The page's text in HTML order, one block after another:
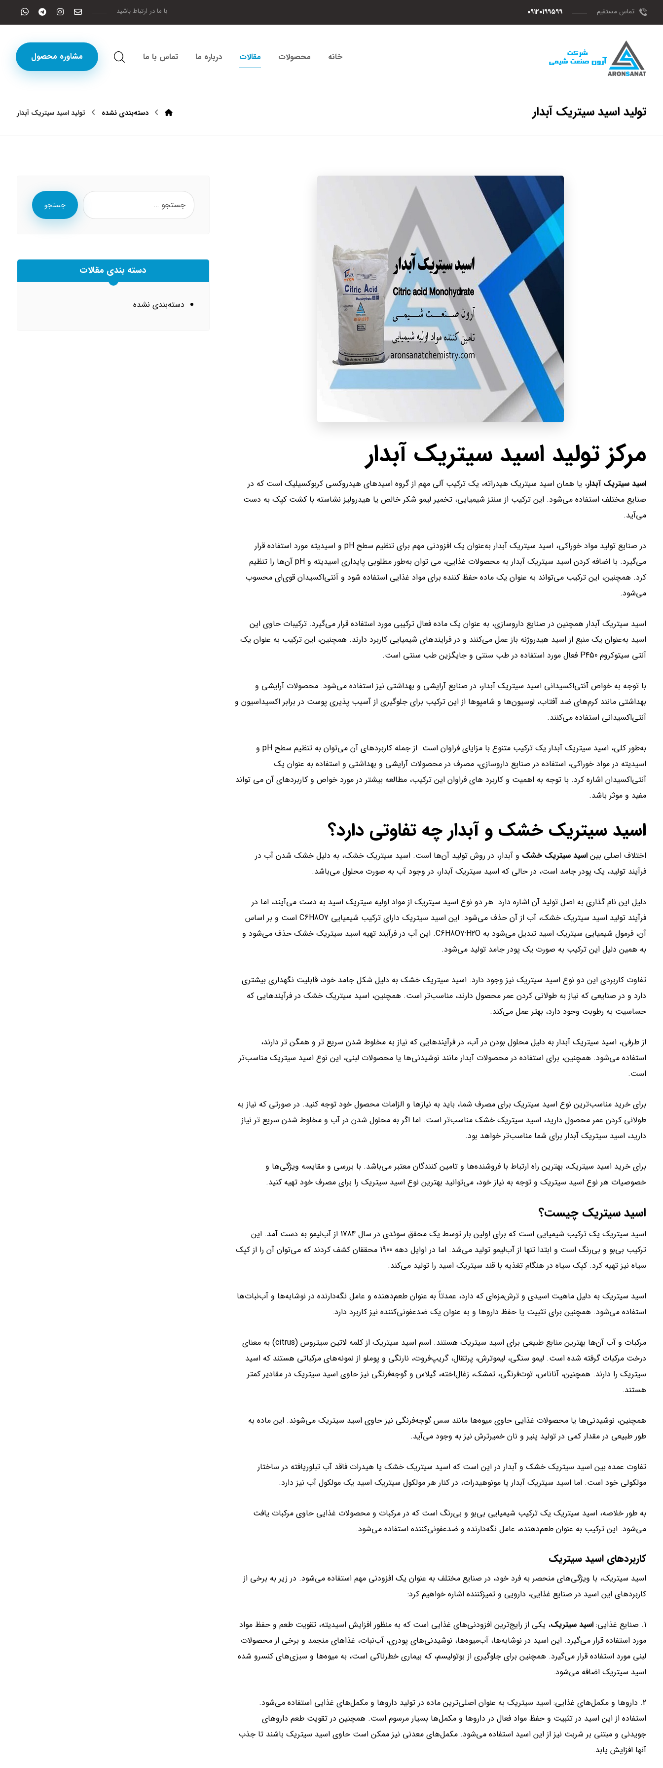
تماس مستقیم ۰۹۱۲۰۱۹۹۵۹۹ با ما در ارتباط باشید
مشاوره محصول خانه محصولات مقالات درباره ما تماس با ما
تولید اسید سیتریک آبدار دسته‌بندی نشده تولید اسید سیتریک آبدار
مرکز تولید اسید سیتریک آبدار
اسید سیتریک آبدار، یا همان اسید سیتریک هیدراته، یک ترکیب آلی مهم از گروه اسیدهای هیدروکسی کربوکسیلیک است که در
صنایع مختلف استفاده می‌شود. این ترکیب از سنتز شیمیایی، تخمیر لیمو شکر خالص یا هیدرولیز نشاسته با کشت کپک به دست
می‌آید.
در صنایع تولید مواد خوراکی، اسید سیتریک آبدار به‌عنوان یک افزودنی مهم برای تنظیم سطح pH و اسیدیته مورد استفاده قرار
می‌گیرد. با اضافه کردن اسید سیتریک آبدار به محصولات غذایی، می توان به‌طور مطلوبی پایداری اسیدیته و pH آن‌ها را تنظیم
کرد. همچنین، این ترکیب می‌تواند به عنوان یک ماده حفظ کننده برای مواد غذایی استفاده شود و آنتی‌اکسیدان قوی‌ای محسوب
می‌شود.
اسید سیتریک آبدار همچنین در صنایع داروسازی، به عنوان یک ماده فعال ترکیبی مورد استفاده قرار می‌گیرد. ترکیبات حاوی این
اسید به‌عنوان یک منبع از اسید هیدروژنه باز عمل می‌کنند و در فرایندهای شیمیایی کاربرد دارند. همچنین، این ترکیب به عنوان یک
آنتی سیتوکروم P450 فعال مورد استفاده در طب سنتی و جایگزین طب سنتی است.
با توجه به خواص آنتی‌اکسیدانی اسید سیتریک آبدار، در صنایع آرایشی و بهداشتی نیز استفاده می‌شود. محصولات آرایشی و
بهداشتی مانند کرم‌های ضد آفتاب، لوسیون‌ها و شامپوها از این ترکیب برای جلوگیری از آسیب پذیری پوست در برابر اکسیداسیون و
آنتی‌اکسیدانی استفاده می‌کنند.
به‌طور کلی، اسید سیتریک آبدار یک ترکیب متنوع با مزایای فراوان است. از جمله کاربردهای آن می‌توان به تنظیم سطح pH و
اسیدیته در مواد خوراکی، استفاده در صنایع داروسازی، مصرف در محصولات آرایشی و بهداشتی و استفاده به عنوان یک
آنتی‌اکسیدان اشاره کرد. با توجه به اهمیت و کاربرد های فراوان این ترکیب، مطالعه بیشتر در مورد خواص و کاربردهای آن می تواند
مفید و موثر باشد.
اسید سیتریک خشک و آبدار چه تفاوتی دارد؟
اختلاف اصلی بین اسید سیتریک خشک و آبدار، در روش تولید آن‌ها است. اسید سیتریک خشک، به دلیل خشک شدن آب در
فرآیند تولید، یک پودر جامد است، در حالی که اسید سیتریک آبدار، در وجود آب به صورت محلول می‌باشد.
دلیل این نام گذاری به اصل تولید آن اشاره دارد. هر دو نوع اسید سیتریک از مواد اولیه سیتریک اسید به دست می‌آیند، اما در
فرآیند تولید اسید سیتریک خشک، آب از آن حذف می‌شود. این اسید سیتریک دارای ترکیب شیمیایی C6H8O7 است و بر اساس
آن، فرمول شیمیایی سیتریک اسید تبدیل می‌شود به C6H8O7·H2O. این آب در فرآیند تهیه اسید سیتریک خشک حذف می‌شود و
به همین دلیل این ترکیب به صورت یک پودر جامد تولید می‌شود.
تفاوت کاربردی این دو نوع اسید سیتریک نیز وجود دارد. اسید سیتریک خشک به دلیل شکل جامد خود، قابلیت نگهداری بیشتری
دارد و در صنایعی که نیاز به طولانی کردن عمر محصول دارند، مناسب‌تر است. همچنین، اسید سیتریک خشک در فرآیندهایی که
حساسیت به رطوبت وجود دارد، بهتر عمل می‌کند.
از طرفی، اسید سیتریک آبدار به دلیل محلول بودن در آب، در فرآیندهایی که نیاز به مخلوط شدن سریع تر و همگن تر دارند،
استفاده می‌شود. همچنین، برای استفاده در محصولات آبدار مانند نوشیدنی‌ها یا محصولات لبنی، این نوع اسید سیتریک مناسب‌تر
است.
برای خرید مناسب‌ترین نوع اسید سیتریک برای مصرف شما، باید به نیازها و الزامات محصول خود توجه کنید. در صورتی که نیاز به
طولانی کردن عمر محصول دارید، اسید سیتریک خشک مناسب‌تر است. اما اگر به محلول شدن در آب و مخلوط شدن سریع تر نیاز
دارید، اسید سیتریک آبدار برای شما مناسب‌تر خواهد بود.
برای خرید اسید سیتریک، بهترین راه ارتباط با فروشنده‌ها و تامین کنندگان معتبر می‌باشد. با بررسی و مقایسه ویژگی‌ها و
خصوصیات هر نوع اسید سیتریک و توجه به نیاز خود، می‌توانید بهترین نوع اسید سیتریک را برای مصرف خود تهیه کنید.
اسید سیتریک چیست؟
اسید سیتریک یک ترکیب شیمیایی است که برای اولین بار توسط یک محقق سوئدی در سال 1784 از آب‌لیمو به دست آمد. این
ترکیب بی‌بو و بی‌رنگ است و ابتدا تنها از آب‌لیمو تولید می‌شد. اما در اوایل دهه 1900 محققان کشف کردند که می‌توان آن را از کپک
سیاه نیز تهیه کرد. کپک سیاه در هنگام تغذیه با قند سیتریک اسید را تولید می‌کند.
اسید سیتریک به دلیل ماهیت اسیدی و ترش‌مزه‌ای که دارد، عمدتاً به عنوان طعم‌دهنده و عامل نگه‌دارنده در نوشابه‌ها و آب‌نبات‌ها
استفاده می‌شود. همچنین برای تثبیت یا حفظ داروها و به عنوان یک ضدعفونی‌کننده نیز کاربرد دارد.
مرکبات و آب آن‌ها بهترین منابع طبیعی برای اسید سیتریک هستند. اسم اسید سیتریک از کلمه لاتین سیتروس (citrus) به معنای
درخت مرکبات گرفته شده است. لیمو سنگی، لیموترش، پرتقال، گریپ‌فروت، نارنگی و پوملو از نمونه‌های مرکباتی هستند که اسید
سیتریک را دارند. همچنین، آناناس، توت‌فرنگی، تمشک، زغال‌اخته، گیلاس و گوجه‌فرنگی نیز حاوی اسید سیتریک در مقادیر کمتر
هستند.
همچنین، نوشیدنی‌ها یا محصولات غذایی حاوی میوه‌ها مانند سس گوجه‌فرنگی نیز حاوی اسید سیتریک می‌شوند. این ماده به
طور طبیعی در مقدار کمی در تولید پنیر و نان خمیرترش نیز به وجود می‌آید.
تفاوت عمده بین اسید سیتریک خشک و آبدار در این است که اسید سیتریک خشک یا هیدرات فاقد آب تبلوریافته در ساختار
مولکولی خود است. اما اسید سیتریک آبدار یا مونوهیدرات، در کنار هر مولکول سیتریک اسید یک مولکول آب نیز دارد.
به طور خلاصه، اسید سیتریک یک ترکیب شیمیایی بی‌بو و بی‌رنگ است که در مرکبات و محصولات غذایی حاوی مرکبات یافت
می‌شود. این ترکیب به عنوان طعم‌دهنده، عامل نگه‌دارنده و ضدعفونی‌کننده استفاده می‌شود.
کاربردهای اسید سیتریک
اسید سیتریک، با ویژگی‌های منحصر به فرد خود، در صنایع مختلف به عنوان یک افزودنی مهم استفاده می‌شود. در زیر به برخی از
کاربردهای این اسید در صنایع غذایی، دارویی و تمیزکننده اشاره خواهیم کرد:
1. صنایع غذایی: اسید سیتریک، یکی از رایج‌ترین افزودنی‌های غذایی است که به منظور افزایش اسیدیته، تقویت طعم و حفظ مواد
مورد استفاده قرار می‌گیرد. این اسید در نوشابه‌ها، آب‌میوه‌ها، نوشیدنی‌های پودری، آب‌نبات، غذاهای منجمد و برخی از محصولات
لبنی مورد استفاده قرار می‌گیرد. همچنین برای جلوگیری از بوتولیسم، که بیماری خطرناکی است، به میوه‌ها و سبزی‌های کنسرو شده
اسید سیتریک اضافه می‌شود.
2. داروها و مکمل‌های غذایی: اسید سیتریک به عنوان اصلی‌ترین ماده در تولید داروها و مکمل‌های غذایی استفاده می‌شود.
استفاده از این اسید در تثبیت و حفظ مواد فعال در داروها و مکمل‌ها بسیار مرسوم است. همچنین در تقویت طعم داروهای
جویدنی و مبتنی بر شربت نیز از این اسید استفاده می‌شود. مکمل‌های معدنی نیز ممکن است حاوی اسید سیتریک باشند تا جذب
آنها افزایش یابد.
جستجو
دسته بندی مقالات
دسته‌بندی نشده